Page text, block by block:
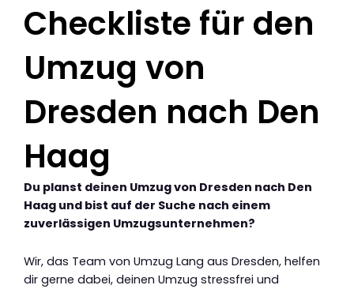
Checkliste für den
Umzug von
Dresden nach Den
Haag
Du planst deinen Umzug von Dresden nach Den
Haag und bist auf der Suche nach einem
zuverlässigen Umzugsunternehmen?
Wir, das Team von Umzug Lang aus Dresden, helfen
dir gerne dabei, deinen Umzug stressfrei und